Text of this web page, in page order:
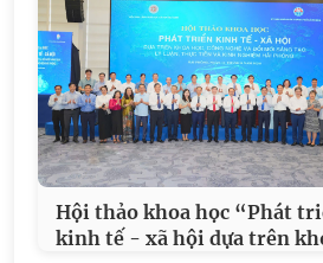
Hội thảo khoa học “Phát
kinh tế - xã hội dựa trên